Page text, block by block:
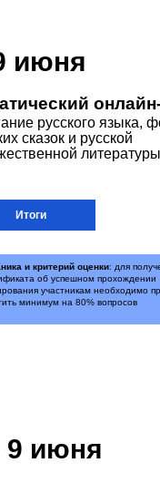
Итоги
июня
и критерий оценки: для
об успешном прохождении
участникам необходимо
минимум на 80% вопросов
русского языка,
сказок и русской
литературы
9 июня